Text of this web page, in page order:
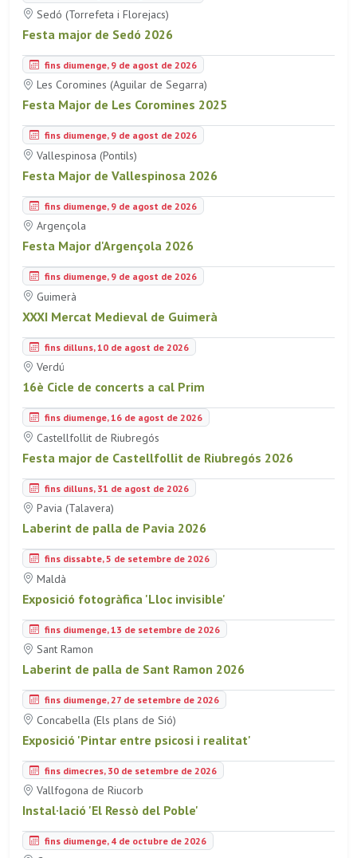
Sedó (Torrefeta i Florejacs)
Festa major de Sedó 2026
fins diumenge, 9 de agost de 2026
Les Coromines (Aguilar de Segarra)
Festa Major de Les Coromines 2025
fins diumenge, 9 de agost de 2026
Vallespinosa (Pontils)
Festa Major de Vallespinosa 2026
fins diumenge, 9 de agost de 2026
Argençola
Festa Major d'Argençola 2026
fins diumenge, 9 de agost de 2026
Guimerà
XXXI Mercat Medieval de Guimerà
fins dilluns, 10 de agost de 2026
Verdú
16è Cicle de concerts a cal Prim
fins diumenge, 16 de agost de 2026
Castellfollit de Riubregós
Festa major de Castellfollit de Riubregós 2026
fins dilluns, 31 de agost de 2026
Pavia (Talavera)
Laberint de palla de Pavia 2026
fins dissabte, 5 de setembre de 2026
Maldà
Exposició fotogràfica 'Lloc invisible'
fins diumenge, 13 de setembre de 2026
Sant Ramon
Laberint de palla de Sant Ramon 2026
fins diumenge, 27 de setembre de 2026
Concabella (Els plans de Sió)
Exposició 'Pintar entre psicosi i realitat'
fins dimecres, 30 de setembre de 2026
Vallfogona de Riucorb
Instal·lació 'El Ressò del Poble'
fins diumenge, 4 de octubre de 2026